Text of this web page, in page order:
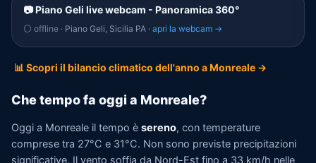
📷 Piano Geli live webcam - Panoramica 360°
⚪ offline · Piano Geli, Sicilia PA · apri la webcam →
📊 Scopri il bilancio climatico dell'anno a Monreale →
Che tempo fa oggi a Monreale?
Oggi a Monreale il tempo è sereno, con temperature
comprese tra 27°C e 31°C. Non sono previste precipitazioni
significative. Il vento soffia da Nord-Est fino a 33 km/h nelle